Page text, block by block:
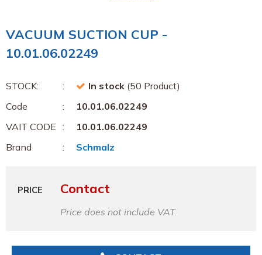
VACUUM SUCTION CUP -
10.01.06.02249
STOCK: In stock (50 Product)
Code
10.01.06.02249
VAIT CODE
10.01.06.02249
Brand
Schmalz
PRICE Contact
Price does not include VAT.